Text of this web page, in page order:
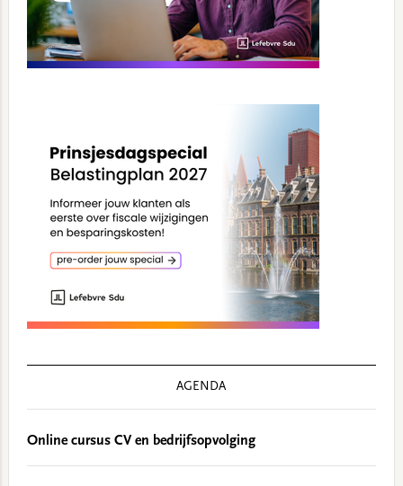
AGENDA
Online cursus CV en bedrijfsopvolging